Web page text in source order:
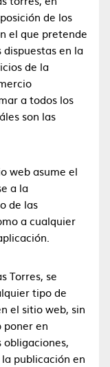
de los
el que pretende
en la
de la
a todos los
son las
web asume el
a la
de las
a cualquier
Torres, se
tipo de
el sitio web, sin
poner en
publicación en